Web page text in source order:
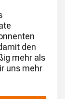
den
mehr als
uns mehr